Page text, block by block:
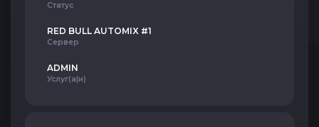
Статус
RED BULL AUTOMIX #1
Сервер
ADMIN
Услуг(а|и)